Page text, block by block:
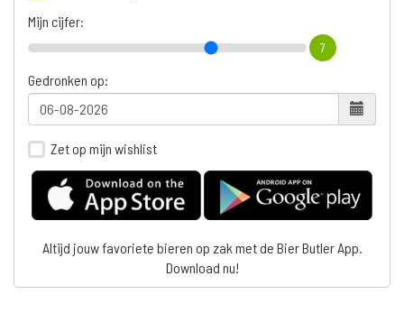
Mijn cijfer:
7
Gedronken op:
Zet op mijn wishlist
Altijd jouw favoriete bieren op zak met de Bier Butler App.
Download nu!